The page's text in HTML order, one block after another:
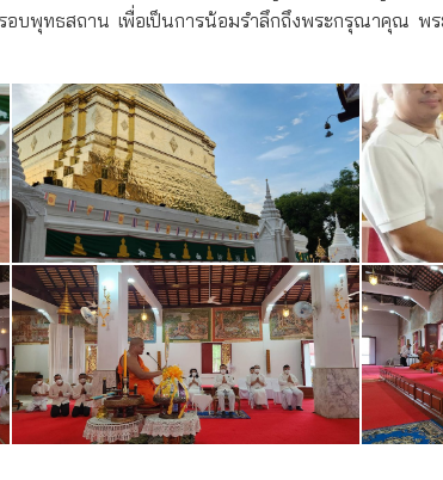
อบพุทธสถาน เพื่อเป็นการน้อมรำลึกถึงพระกรุณาคุณ